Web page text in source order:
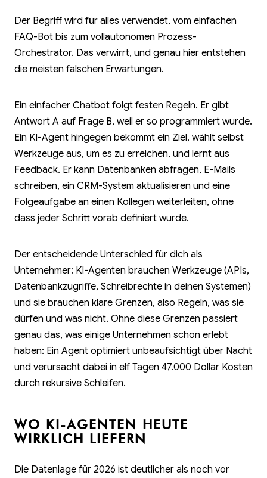
Der Begriff wird für alles verwendet, vom einfachen
FAQ-Bot bis zum vollautonomen Prozess-
Orchestrator. Das verwirrt, und genau hier entstehen
die meisten falschen Erwartungen.
Ein einfacher Chatbot folgt festen Regeln. Er gibt
Antwort A auf Frage B, weil er so programmiert wurde.
Ein KI-Agent hingegen bekommt ein Ziel, wählt selbst
Werkzeuge aus, um es zu erreichen, und lernt aus
Feedback. Er kann Datenbanken abfragen, E-Mails
schreiben, ein CRM-System aktualisieren und eine
Folgeaufgabe an einen Kollegen weiterleiten, ohne
dass jeder Schritt vorab definiert wurde.
Der entscheidende Unterschied für dich als
Unternehmer: KI-Agenten brauchen Werkzeuge (APIs,
Datenbankzugriffe, Schreibrechte in deinen Systemen)
und sie brauchen klare Grenzen, also Regeln, was sie
dürfen und was nicht. Ohne diese Grenzen passiert
genau das, was einige Unternehmen schon erlebt
haben: Ein Agent optimiert unbeaufsichtigt über Nacht
und verursacht dabei in elf Tagen 47.000 Dollar Kosten
durch rekursive Schleifen.
WO KI-AGENTEN HEUTE
WIRKLICH LIEFERN
Die Datenlage für 2026 ist deutlicher als noch vor